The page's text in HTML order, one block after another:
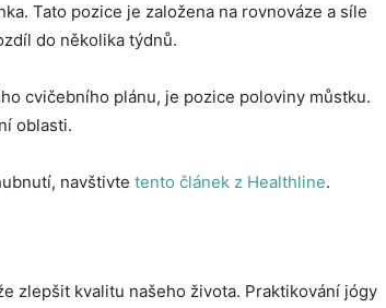
Tato pozice je založena na rovnováze a síle
do několika týdnů.
cvičebního plánu, je pozice poloviny můstku.
oblasti.
navštivte tento článek z Healthline.
zlepšit kvalitu našeho života. Praktikování jógy